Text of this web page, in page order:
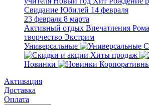
Свидание Юбилей 14 февраля
23 февраля 8 марта
Активный отдых Впечатления
творчество Экстрим
Универсальные
Хиты продаж
Новинки
Активация
Доставка
Оплата